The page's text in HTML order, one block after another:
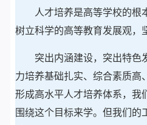
人才培养是高等学校的根
树立科学的高等教育发展观，
突出内涵建设，突出特色
力培养基础扎实、综合素质高
形成高水平人才培养体系，我
围绕这个目标来学。但我们